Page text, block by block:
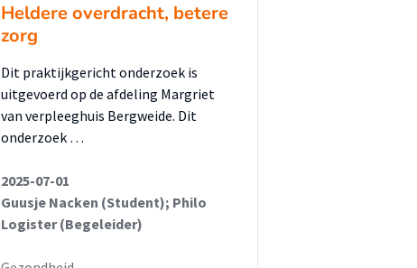
Heldere overdracht, betere
zorg
Dit praktijkgericht onderzoek is
uitgevoerd op de afdeling Margriet
van verpleeghuis Bergweide. Dit
onderzoek …
2025-07-01
Guusje Nacken (Student); Philo
Logister (Begeleider)